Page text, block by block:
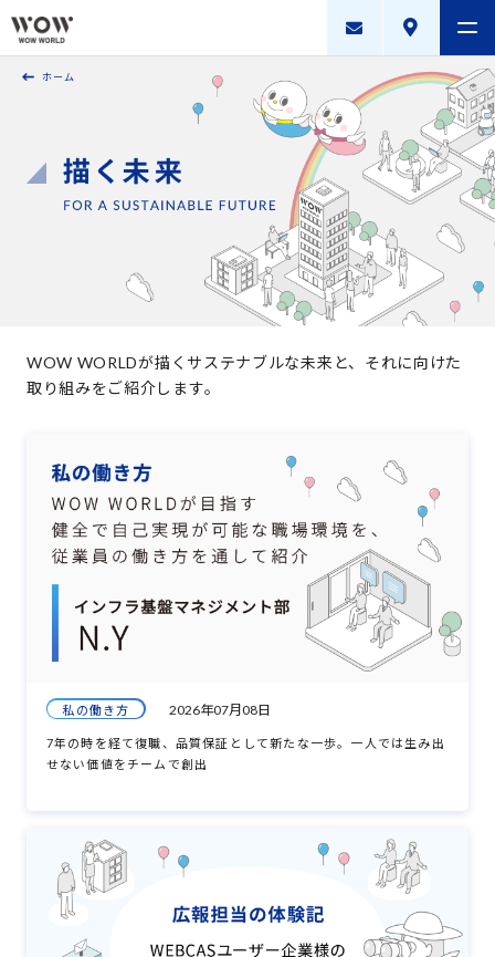
会社案内
採用案内
ニュースリリース
お問い合わせ ｜個人情報保護方針
Copyright © WOW WORLD Inc. All Rights Reserved.
ホーム
WOW WORLDが描くサステナブルな未来と、それに向けた
取り組みをご紹介します。
私の働き方 2026年07月08日
7年の時を経て復職、品質保証として新たな一歩。一人では生み出
せない価値をチームで創出